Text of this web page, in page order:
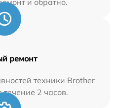
ремонт
техники Brother
2 часов.